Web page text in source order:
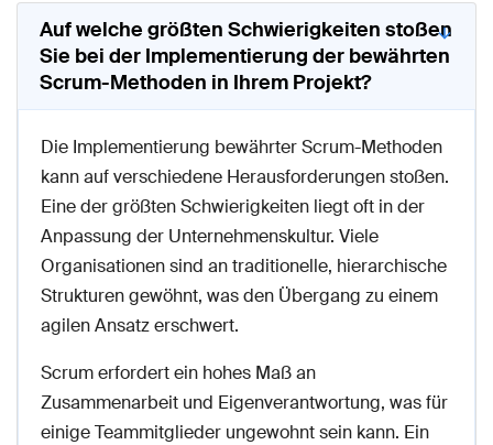
Auf welche größten Schwierigkeiten stoßen
Sie bei der Implementierung der bewährten
Scrum-Methoden in Ihrem Projekt?
Die Implementierung bewährter Scrum-Methoden
kann auf verschiedene Herausforderungen stoßen.
Eine der größten Schwierigkeiten liegt oft in der
Anpassung der Unternehmenskultur. Viele
Organisationen sind an traditionelle, hierarchische
Strukturen gewöhnt, was den Übergang zu einem
agilen Ansatz erschwert.
Scrum erfordert ein hohes Maß an
Zusammenarbeit und Eigenverantwortung, was für
einige Teammitglieder ungewohnt sein kann. Ein